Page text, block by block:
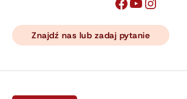
Znajdź nas lub zadaj pytanie